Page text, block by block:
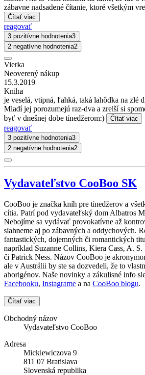
zábavne nadsadené čítanie, ktoré všetkým
Čítať viac
reagovať
3 pozitívne hodnotenia3
2 negatívne hodnotenia2
Vierka
Neoverený nákup
15.3.2019
Kniha
je veselá, vtipná, ľahká, taká lahôdka na zlé
Mladí jej porozumejú raz-dva a zrelší si
byť v dnešnej dobe tínedžerom:)
Čítať viac
reagovať
3 pozitívne hodnotenia3
2 negatívne hodnotenia2
Vydavateľstvo CooBoo SK
CooBoo je značka kníh pre tínedžerov a
cítia. Patrí pod vydavateľský dom Albatros
Nebojíme sa vydávať provokatívne až
siahneme aj po zábavných a oddychových.
fantastických, dojemných či romantických
napríklad Suzanne Collins, Kiera Cass, A.
či Patrick Ness. Názov CooBoo je
ale v Austrálii by ste sa dozvedeli, že to
aborigénov. Naše novinky a zákulisné info
Facebooku, Instagrame a na CooBoo blogu.
Čítať viac
Obchodný názov
Vydavateľstvo CooBoo
Adresa
Mickiewiczova 9
811 07 Bratislava
Slovenská republika